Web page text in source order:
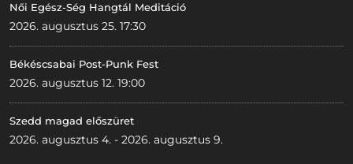
Női Egész-Ség Hangtál Meditáció
2026. augusztus 25. 17:30
Békéscsabai Post-Punk Fest
2026. augusztus 12. 19:00
Szedd magad előszüret
2026. augusztus 4. - 2026. augusztus 9.